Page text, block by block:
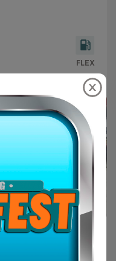
FLEX
2.0 16V 4P